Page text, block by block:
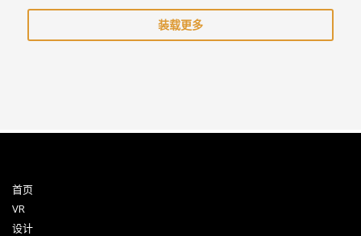
装载更多
首页
VR
设计